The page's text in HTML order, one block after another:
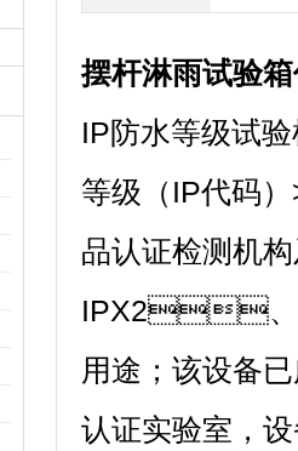
摆杆淋雨试验
IP防水等级试
等级（IP代码
品认证检测机
IPX2、
用途；该设
认证实验室，